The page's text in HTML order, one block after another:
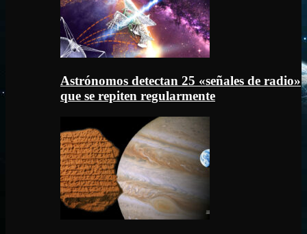
Astrónomos detectan 25 «señales de radio»
que se repiten regularmente